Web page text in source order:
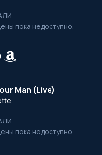
пока недоступно.
Man (Live)
пока недоступно.